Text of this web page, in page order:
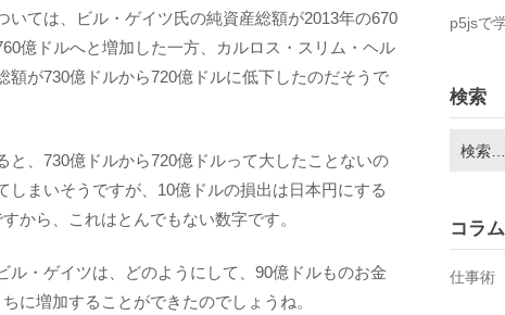
いては、ビル・ゲイツ氏の純資産総額が2013年の670
億ドルへと増加した一方、カルロス・スリム・ヘル
額が730億ドルから720億ドルに低下したのだそうで
と、730億ドルから720億ドルって大したことないの
しまいそうですが、10億ドルの損出は日本円にする
から、これはとんでもない数字です。
ル・ゲイツは、どのようにして、90億ドルものお金
に増加することができたのでしょうね。
p5jsで
検索
検
索:
コラム
仕事術